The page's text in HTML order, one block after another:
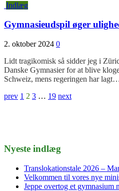
Indlæg
Gymnasieudspil øger
2. oktober 2024 0
Lidt tragikomisk så sidder jeg i
Danske Gymnasier for at blive
Schweiz, mens regeringen har
Indlægsinddeling
prev 1 2 3 … 19 next
Nyeste indlæg
Translokationstale 2026 –
Velkommen til vores nye
Jeppe overtog et gymnasium